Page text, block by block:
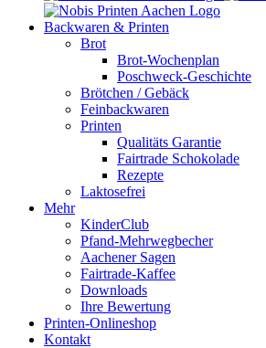
Backwaren & Printen
Brot
Brot-Wochenplan
Poschweck-Geschichte
Brötchen / Gebäck
Feinbackwaren
Printen
Qualitäts Garantie
Fairtrade Schokolade
Rezepte
Laktosefrei
Mehr
KinderClub
Pfand-Mehrwegbecher
Aachener Sagen
Fairtrade-Kaffee
Downloads
Ihre Bewertung
Printen-Onlineshop
Kontakt